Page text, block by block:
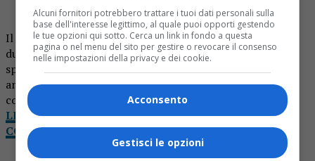
Il modello di autocertificazione dovrà essere esibito
durante i controlli di polizia a giustificazione degli
spostamenti. Ricordiamo anche che l’autodichiarazione è
anche in possesso degli operatori di polizia e può essere
compilata al momento del controllo.
LEGGI NOTIZIA OGGI DA CASA: IL TUO GIORNALE
COMPLETO IN VERSIONE DIGITALE
Alcuni fornitori potrebbero trattare i tuoi dati personali sulla
base dell'interesse legittimo, al quale puoi opporti gestendo
le tue opzioni qui sotto. Cerca un link in fondo a questa
pagina o nel menu del sito per gestire o revocare il consenso
nelle impostazioni della privacy e dei cookie.
Acconsento
Gestisci le opzioni